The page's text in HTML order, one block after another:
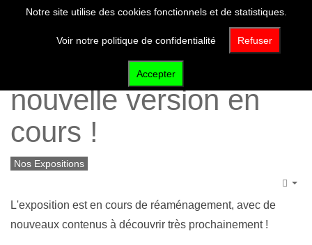
PaysÂges Vézère,
nouvelle version en
cours !
Nos Expositions
L'exposition est en cours de réaménagement, avec de
nouveaux contenus à découvrir très prochainement !
Notre site utilise des cookies fonctionnels et de statistiques.
Voir notre politique de confidentialité Refuser
Accepter